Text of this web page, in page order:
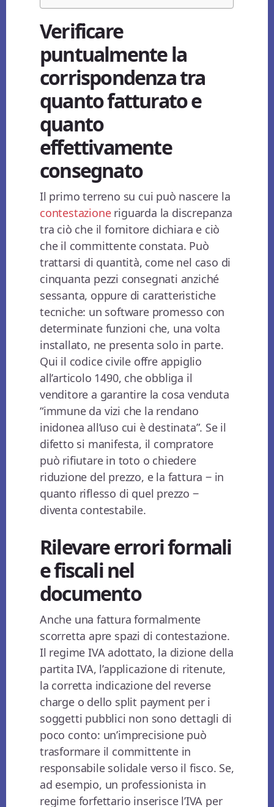
Verificare
puntualmente la
corrispondenza tra
quanto fatturato e
quanto
effettivamente
consegnato
Il primo terreno su cui può nascere la
contestazioneriguarda la discrepanza
tra ciò che il fornitore dichiara e ciò
che il committente constata. Può
trattarsi di quantità, come nel caso di
cinquanta pezzi consegnati anziché
sessanta, oppure di caratteristiche
tecniche: un software promesso con
determinate funzioni che, una volta
installato, ne presenta solo in parte.
Qui il codice civile offre appiglio
all’articolo 1490, che obbliga il
venditore a garantire la cosa venduta
“immune da vizi che la rendano
inidonea all’uso cui è destinata”. Se il
difetto si manifesta, il compratore
può rifiutare in toto o chiedere
riduzione del prezzo, e la fattura ‒ in
quanto riflesso di quel prezzo ‒
diventa contestabile.
Rilevare errori formali
e fiscali nel
documento
Anche una fattura formalmente
scorretta apre spazi di contestazione.
Il regime IVA adottato, la dizione della
partita IVA, l’applicazione di ritenute,
la corretta indicazione del reverse
charge o dello split payment per i
soggetti pubblici non sono dettagli di
poco conto: un’imprecisione può
trasformare il committente in
responsabile solidale verso il fisco. Se,
ad esempio, un professionista in
regime forfettario inserisce l’IVA per